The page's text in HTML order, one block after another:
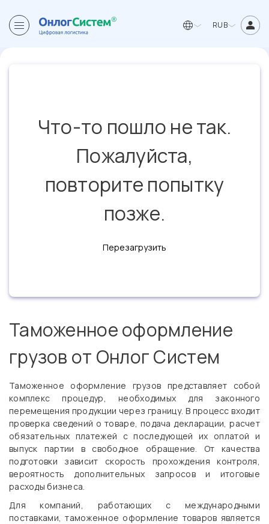
RUB
Что-то пошло не так.
Пожалуйста,
повторите попытку
позже.
Перезагрузить
Таможенное оформление
грузов от Онлог Систем
Таможенное оформление грузов представляет собой
комплекс процедур, необходимых для законного
перемещения продукции через границу. В процесс входит
проверка сведений о товаре, подача декларации, расчет
обязательных платежей с последующей их оплатой и
выпуск партии в свободное обращение. От качества
подготовки зависит скорость прохождения контроля,
вероятность дополнительных запросов и итоговые
расходы бизнеса.
Для компаний, работающих с международными
поставками, таможенное оформление товаров является